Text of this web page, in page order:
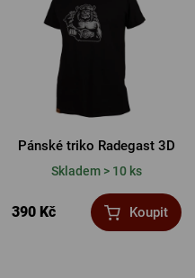
Pánské triko Radegast 3D
Skladem > 10 ks
390 Kč Koupit